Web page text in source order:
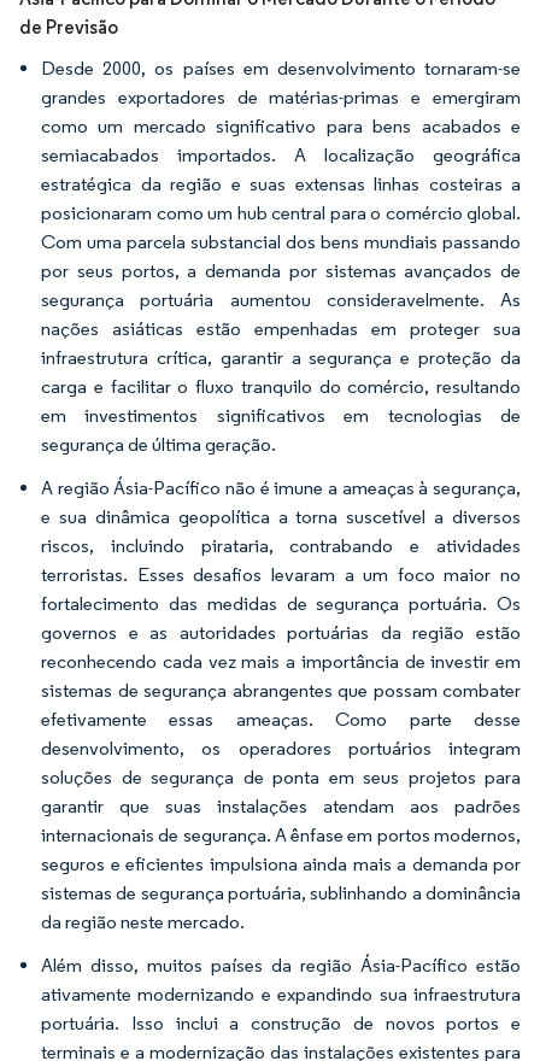
de Previsão
Desde 2000, os países em desenvolvimento tornaram-se
grandes exportadores de matérias-primas e emergiram
como um mercado significativo para bens acabados e
semiacabados importados. A localização geográfica
estratégica da região e suas extensas linhas costeiras a
posicionaram como um hub central para o comércio global.
Com uma parcela substancial dos bens mundiais passando
por seus portos, a demanda por sistemas avançados de
segurança portuária aumentou consideravelmente. As
nações asiáticas estão empenhadas em proteger sua
infraestrutura crítica, garantir a segurança e proteção da
carga e facilitar o fluxo tranquilo do comércio, resultando
em investimentos significativos em tecnologias de
segurança de última geração.
A região Ásia-Pacífico não é imune a ameaças à segurança,
e sua dinâmica geopolítica a torna suscetível a diversos
riscos, incluindo pirataria, contrabando e atividades
terroristas. Esses desafios levaram a um foco maior no
fortalecimento das medidas de segurança portuária. Os
governos e as autoridades portuárias da região estão
reconhecendo cada vez mais a importância de investir em
sistemas de segurança abrangentes que possam combater
efetivamente essas ameaças. Como parte desse
desenvolvimento, os operadores portuários integram
soluções de segurança de ponta em seus projetos para
garantir que suas instalações atendam aos padrões
internacionais de segurança. A ênfase em portos modernos,
seguros e eficientes impulsiona ainda mais a demanda por
sistemas de segurança portuária, sublinhando a dominância
da região neste mercado.
Além disso, muitos países da região Ásia-Pacífico estão
ativamente modernizando e expandindo sua infraestrutura
portuária. Isso inclui a construção de novos portos e
terminais e a modernização das instalações existentes para